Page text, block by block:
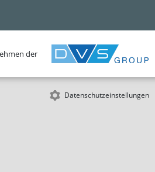
der
Datenschutzeinstellungen